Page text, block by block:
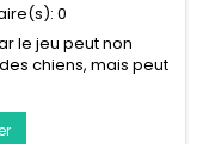
0
le jeu peut non
chiens, mais peut
et prévenir les